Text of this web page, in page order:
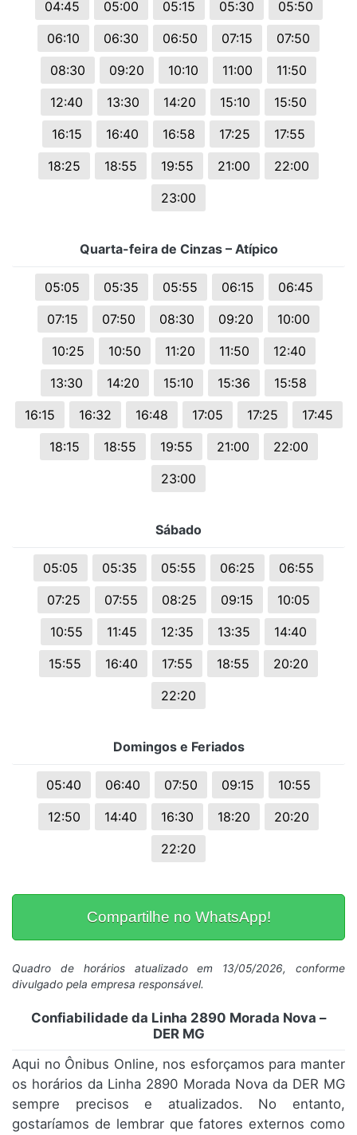
04:45 05:00 05:15 05:30
05:50
06:10
06:30 06:50 07:15
07:50
08:30
09:20 10:10 11:00
11:50
12:40
13:30 14:20 15:10
15:50
16:15
16:40 16:58 17:25
17:55
18:25
18:55 19:55 21:00
22:00
23:00
Quarta-feira de Cinzas – Atípico
05:05 05:35 05:55 06:15
06:45
07:15
07:50 08:30 09:20
10:00
10:25
10:50 11:20 11:50
12:40
13:30
14:20 15:10 15:36
15:58
16:15
16:32 16:48 17:05 17:25
17:45
18:15
18:55 19:55 21:00
22:00
23:00
Sábado
05:05 05:35 05:55 06:25
06:55
07:25
07:55 08:25 09:15
10:05
10:55
11:45 12:35 13:35
14:40
15:55
16:40 17:55 18:55
20:20
22:20
Domingos e Feriados
05:40 06:40 07:50 09:15
10:55
12:50
14:40 16:30 18:20
20:20
22:20
Compartilhe no WhatsApp!
Quadro de horários atualizado em 13/05/2026, conforme
divulgado pela empresa responsável.
Confiabilidade da Linha 2890 Morada Nova –
DER MG
Aqui no Ônibus Online, nos esforçamos para manter
os horários da Linha 2890 Morada Nova da DER MG
sempre precisos e atualizados. No entanto,
gostaríamos de lembrar que fatores externos como